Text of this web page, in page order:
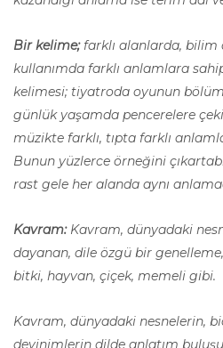
Bir kelime;farklı alanlarda, bilim
kullanımda farklı anlamlara
kelimesi; tiyatroda oyunun
günlük yaşamda pencerelere
müzikte farklı, tıpta farklı
Bunun yüzlerce örneğini
rast gele her alanda aynı
Kavram:Kavram, dünyadaki
dayanan, dile özgü bir
bitki, hayvan, çiçek, memeli gibi.
Kavram, dünyadaki nesnelerin,
devinimlerin dilde anlatım